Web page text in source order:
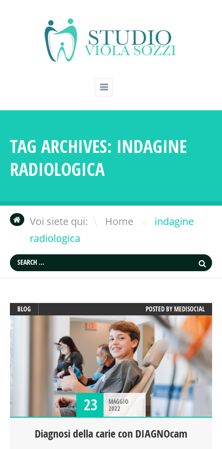
TAG ARCHIVES: INDAGINE
RADIOLOGICA
Voi siete qui: Home »
indagine
radiologica
BLOG POSTED BYMEDISOCIAL
23
MAGGIO
2022
Diagnosi della carie con DIAGNOcam